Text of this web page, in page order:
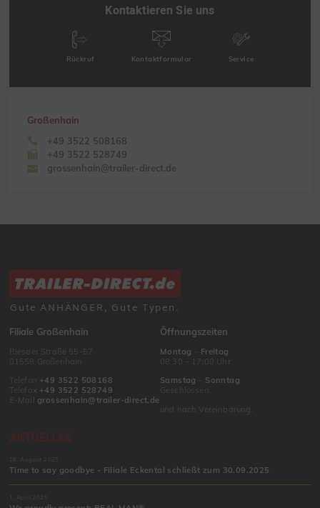
Kontaktieren Sie uns
Rückruf Kontaktformular Service
Großenhain
+49 3522 508168
+49 3522 528749
grossenhain@trailer-direct.de
Gute ANHÄNGER, Gute Typen.
Filiale Großenhain
Riesaer Straße 55-57
01558 Großenhain
Telefon +49 3522 508168
Telefax +49 3522 528749
E-Mail grossenhain@trailer-direct.de
Öffnungszeiten
Montag
Freitag
08:30 – 17:00 Uhr
Samstag
Sonntag
Geschlossen
und nach Vereinbarung.
AKTUELLES
18. August 2025
Time to say goodbye - Filiale Eckental schließt zum 30.09.2025
1. April 2025